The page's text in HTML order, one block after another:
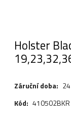
Holster
Záruční doba:
Kód: 410502BKR